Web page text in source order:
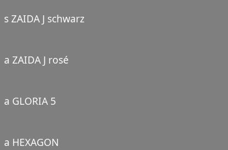
s ZAIDA J schwarz
a ZAIDA J rosé
a GLORIA 5
a HEXAGON